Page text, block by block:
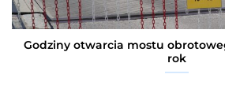
Godziny otwarcia mostu
rok